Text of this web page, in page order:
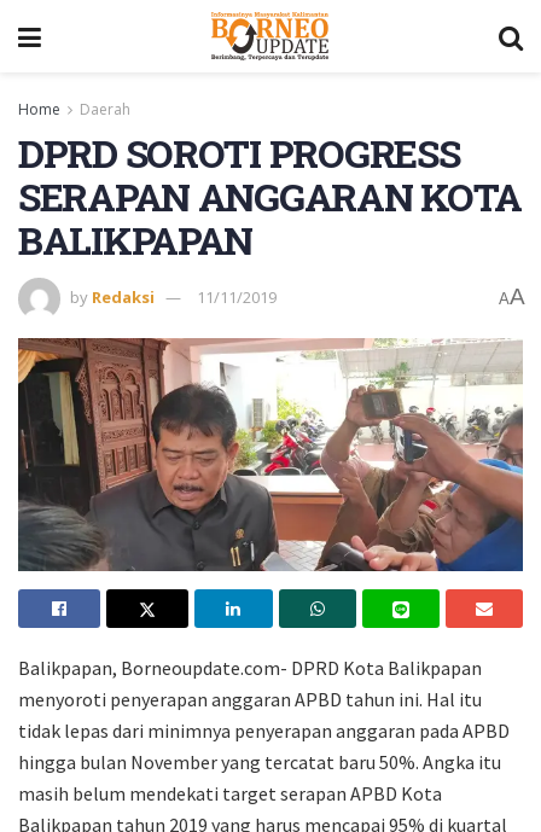
Home Daerah
DPRD SOROTI PROGRESS
SERAPAN ANGGARAN KOTA
BALIKPAPAN
by Redaksi 11/11/2019 AA
Balikpapan, Borneoupdate.com- DPRD Kota Balikpapan
menyoroti penyerapan anggaran APBD tahun ini. Hal itu
tidak lepas dari minimnya penyerapan anggaran pada APBD
hingga bulan November yang tercatat baru 50%. Angka itu
masih belum mendekati target serapan APBD Kota
Balikpapan tahun 2019 yang harus mencapai 95% di kuartal